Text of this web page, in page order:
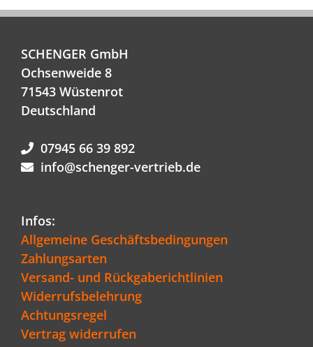
SCHENGER GmbH
Ochsenweide 8
71543 Wüstenrot
Deutschland
07945 66 39 892
info@schenger-vertrieb.de
Infos:
Allgemeine Geschäftsbedingungen
Zahlungsarten
Versand- und Rückgaberichtlinien
Widerrufsbelehrung
Achtungsregel
Vertrag widerrufen